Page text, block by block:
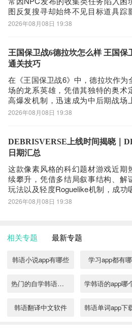
图反复搜寻却始终不见目标道具踪
在支线环节反复受阻，难以推进剧
关键资源入口——其中包含大量金
化材料与稀有装备图纸，无论是新
2026年08月08日 19:38
王国保卫战6德拉坎怎么样 王国保
通关技巧
在《王国保卫战6》中，德拉坎作为
场的龙系英雄，凭借其独特的奥术
高爆发机制，迅速成为中后期战场
心输出单位。不同于传统法师类角
战价值，玩家需深入理解其技能逻
害构成及协同策略，方能在高难度
2026年08月08日 19:38
DEBRISVERSE上线时间揭晓｜
日期汇总
这款像素风格的科幻题材游戏近期
续攀升，凭借多结局叙事结构、解
玩法以及轻度Roguelike机制，成功
量玩家关注。不少用户在
速器》最新下载地址》》
2026年08月08日 19:38
相关专题 最新专题
韩语小说app有哪些 学习app都有
热门的自学韩语的软件合集
韩语翻译中文软件